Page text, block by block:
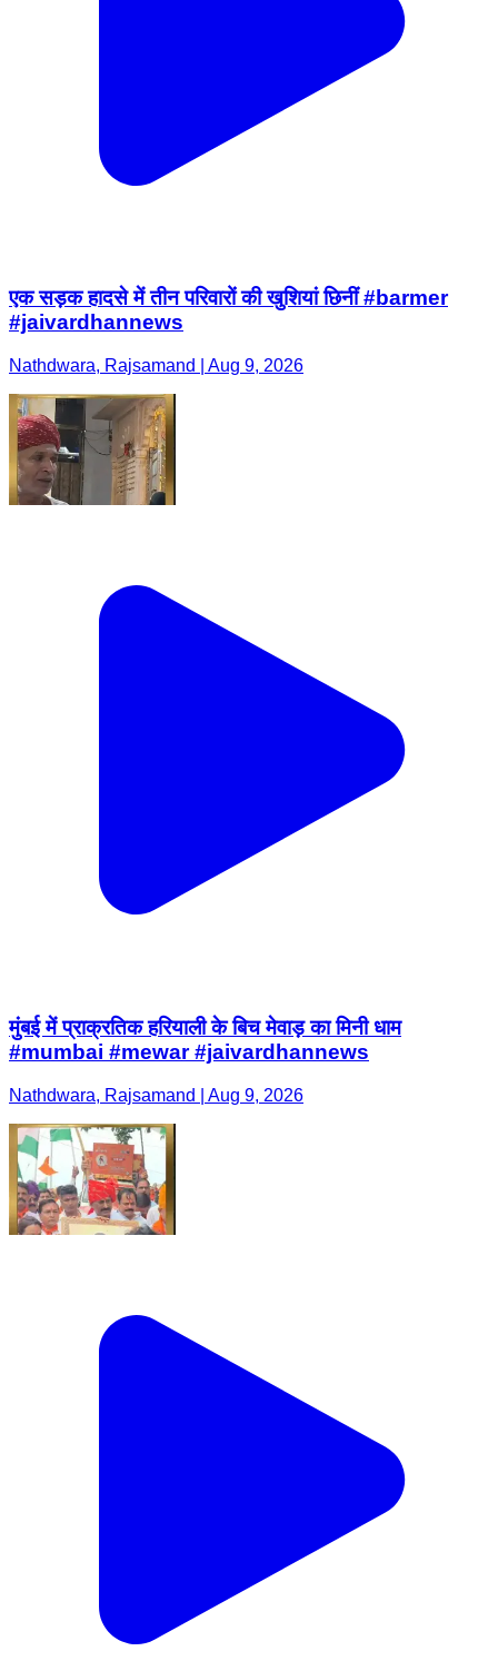
एक सड़क हादसे में तीन परिवारों की खुशियां छिनीं #barmer
#jaivardhannews
Nathdwara, Rajsamand | Aug 9, 2026
मुंबई में प्राक्रतिक हरियाली के बिच मेवाड़ का मिनी धाम
#mumbai #mewar #jaivardhannews
Nathdwara, Rajsamand | Aug 9, 2026